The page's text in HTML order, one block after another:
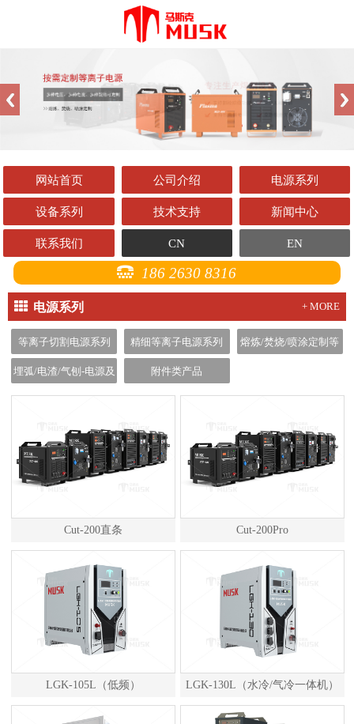
网站首页 公司介绍 电源系列
设备系列 技术支持 新闻中心
联系我们 CN EN
186 2630 8316
电源系列 + MORE
等离子切割电源系列 精细等离子电源系列 熔炼/焚烧/喷涂定制等
埋弧/电渣/气刨-电源及
小车
附件类产品
Cut-200直条 Cut-200Pro
LGK-105L（低频） LGK-130L（水冷/气冷一体机）